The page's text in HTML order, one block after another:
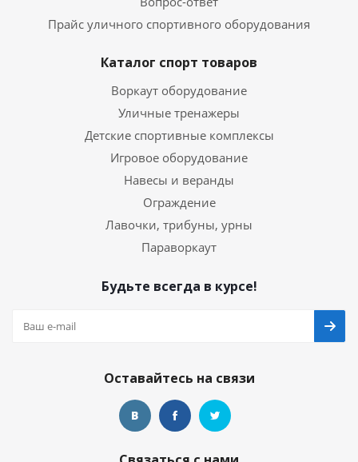
Прайс уличного спортивного оборудования
Каталог спорт товаров
Воркаут оборудование
Уличные тренажеры
Детские спортивные комплексы
Игровое оборудование
Навесы и веранды
Ограждение
Лавочки, трибуны, урны
Параворкаут
Будьте всегда в курсе!
Оставайтесь на связи